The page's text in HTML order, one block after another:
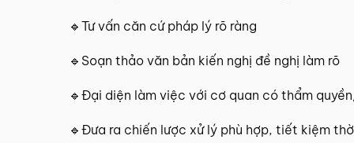
🔹Tư vấn căn cứ pháp lý rõ ràng
🔹Soạn thảo văn bản kiến nghị đề nghị làm rõ
🔹Đại diện làm việc với cơ quan có thẩm
🔹Đưa ra chiến lược xử lý phù hợp, tiết kiệm